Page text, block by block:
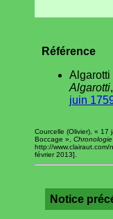
Référence
Algarotti
Algarotti
juin
Courcelle (Olivier), « 17
Boccage »,
http://
février 2013].
Notice